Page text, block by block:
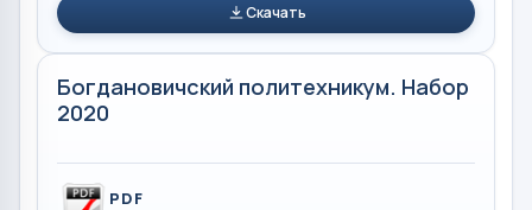
Скачать
Богдановичский политехникум. Набор
2020
PDF